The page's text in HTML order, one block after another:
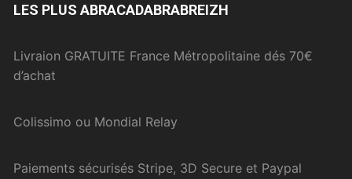
LES PLUS ABRACADABRABREIZH
Livraion GRATUITE France Métropolitaine dés 70€
d’achat
Colissimo ou Mondial Relay
Paiements sécurisés Stripe, 3D Secure et Paypal